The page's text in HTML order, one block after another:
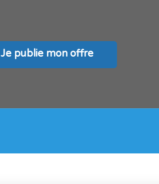
Je publie mon offre